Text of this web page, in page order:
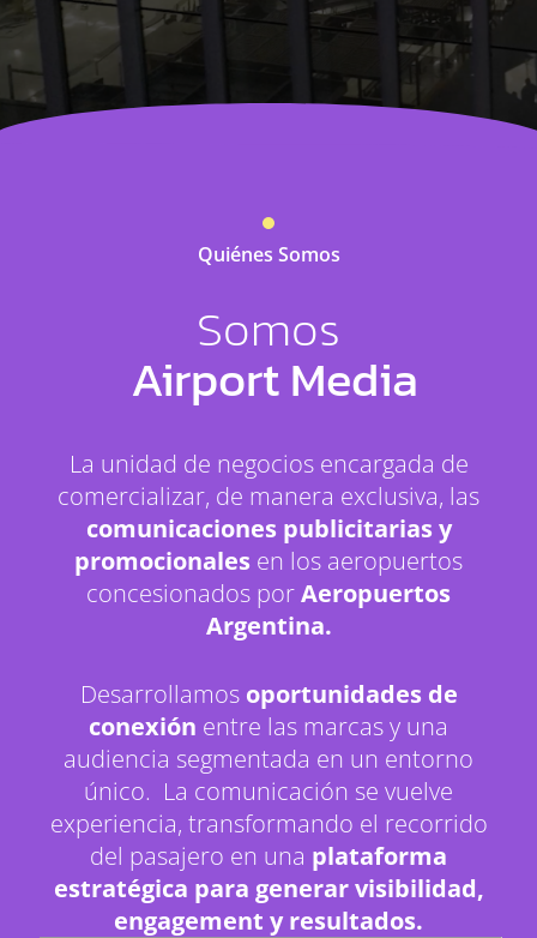
Quiénes Somos
Somos
Airport Media
La unidad de negocios encargada de
comercializar, de manera exclusiva, las
comunicaciones publicitarias y
promocionales en los aeropuertos
concesionados porAeropuertos
Argentina.
Desarrollamos oportunidades de
conexión entre las marcas y una
audiencia segmentada en un entorno
único. La comunicación se vuelve
experiencia, transformando el recorrido
del pasajero en una plataforma
estratégica para generar visibilidad,
engagement y resultados.